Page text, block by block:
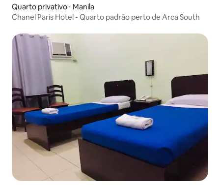
Quarto privativo ⋅ Manila
Chanel Paris Hotel - Quarto padrão perto de Arca South